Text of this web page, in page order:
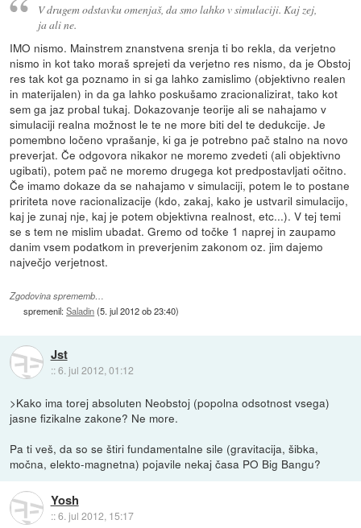
V drugem odstavku omenjaš, da smo lahko v simulaciji. Kaj zej,
ja ali ne.
IMO nismo. Mainstrem znanstvena srenja ti bo rekla, da verjetno
nismo in kot tako moraš sprejeti da verjetno res nismo, da je Obstoj
res tak kot ga poznamo in si ga lahko zamislimo (objektivno realen
in materijalen) in da ga lahko poskušamo zracionalizirat, tako kot
sem ga jaz probal tukaj. Dokazovanje teorije ali se nahajamo v
simulaciji realna možnost le te ne more biti del te dedukcije. Je
pomembno ločeno vprašanje, ki ga je potrebno pač stalno na novo
preverjat. Če odgovora nikakor ne moremo zvedeti (ali objektivno
ugibati), potem pač ne moremo drugega kot predpostavljati očitno.
Če imamo dokaze da se nahajamo v simulaciji, potem le to postane
pririteta nove racionalizacije (kdo, zakaj, kako je ustvaril simulacijo,
kaj je zunaj nje, kaj je potem objektivna realnost, etc...). V tej temi
se s tem ne mislim ubadat. Gremo od točke 1 naprej in zaupamo
danim vsem podatkom in preverjenim zakonom oz. jim dajemo
največjo verjetnost.
Zgodovina sprememb…
spremenil:Saladin(5. jul 2012 ob 23:40)
Jst
::6. jul 2012, 01:12
>Kako ima torej absoluten Neobstoj (popolna odsotnost vsega)
jasne fizikalne zakone? Ne more.
Pa ti veš, da so se štiri fundamentalne sile (gravitacija, šibka,
močna, elekto-magnetna) pojavile nekaj časa PO Big Bangu?
Yosh
::6. jul 2012, 15:17